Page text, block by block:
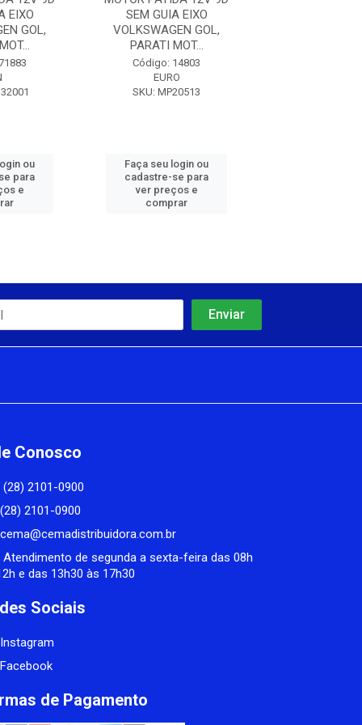
EIXO
GOL,
ou
para
e
SEM GUIA EIXO
VOLKSWAGEN GOL,
PARATI MOT...
Código: 14803
EURO
SKU: MP20513
Faça seu login ou
cadastre-se para
ver preços e
comprar
Conosco
(28) 2101-0900
(28) 2101-0900
cema@cemadistribuidora.com.br
Atendimento de segunda a sexta-feira das 08h
e das 13h30 às 17h30
Sociais
Instagram
Facebook
de Pagamento